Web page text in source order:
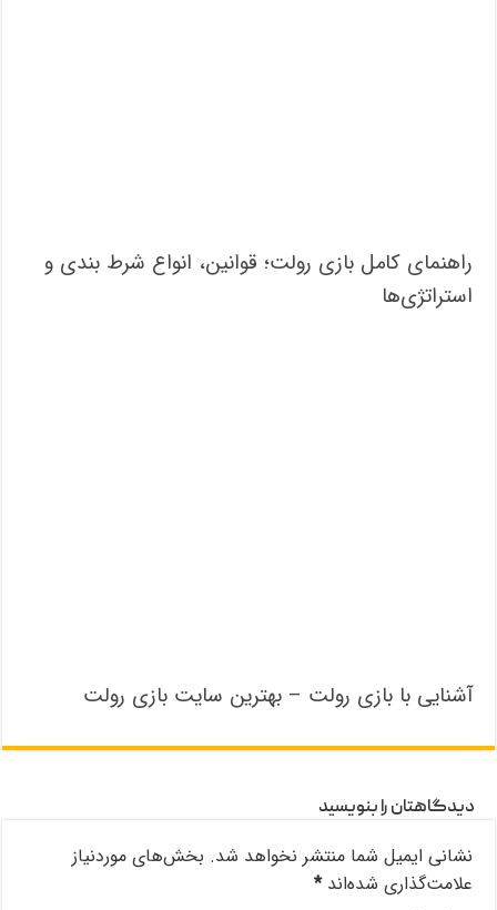
راهنمای کامل بازی رولت؛ قوانین، انواع شرط بندی و
استراتژی‌ها
آشنایی با بازی رولت – بهترین سایت بازی رولت
دیدگاهتان را بنویسید
نشانی ایمیل شما منتشر نخواهد شد. بخش‌های موردنیاز
علامت‌گذاری شده‌اند*